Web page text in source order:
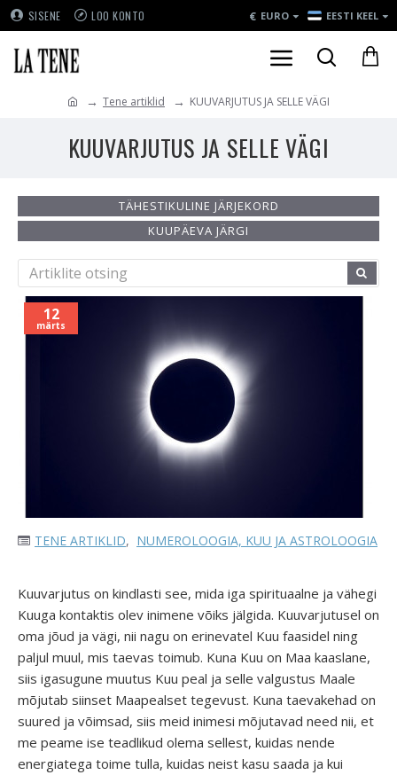
SISENE LOO KONTO € EURO EESTI KEEL
Tene artiklid KUUVARJUTUS JA SELLE VÄGI
KUUVARJUTUS JA SELLE VÄGI
TÄHESTIKULINE JÄRJEKORD
KUUPÄEVA JÄRGI
12
märts
TENE ARTIKLID, NUMEROLOOGIA, KUU JA ASTROLOOGIA
Kuuvarjutus on kindlasti see, mida iga spirituaalne ja vähegi
Kuuga kontaktis olev inimene võiks jälgida. Kuuvarjutusel on
oma jõud ja vägi, nii nagu on erinevatel Kuu faasidel ning
paljul muul, mis taevas toimub. Kuna Kuu on Maa kaaslane,
siis igasugune muutus Kuu peal ja selle valgustus Maale
mõjutab siinset Maapealset tegevust. Kuna taevakehad on
suured ja võimsad, siis meid inimesi mõjutavad need nii, et
me peame ise teadlikud olema sellest, kuidas nende
energiatega toime tulla, kuidas neist kasu saada ja kui